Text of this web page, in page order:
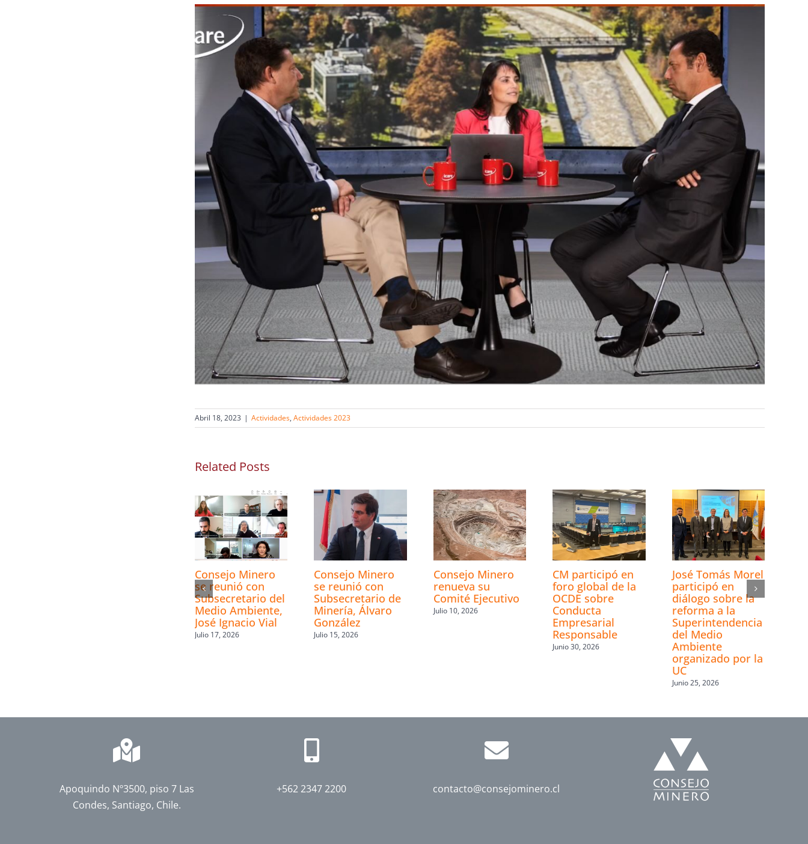
Abril 18, 2023 | Actividades, Actividades 2023
Related Posts
Consejo Minero
se reunió con
Subsecretario del
Medio Ambiente,
José Ignacio Vial
Julio 17, 2026
Consejo Minero
se reunió con
Subsecretario de
Minería, Álvaro
González
Julio 15, 2026
Consejo Minero
renueva su
Comité Ejecutivo
Julio 10, 2026
CM participó en
foro global de la
OCDE sobre
Conducta
Empresarial
Responsable
Junio 30, 2026
José Tomás Morel
participó en
diálogo sobre la
reforma a la
Superintendencia
del Medio
Ambiente
organizado por la
UC
Junio 25, 2026
Apoquindo Nº3500, piso 7 Las
Condes, Santiago, Chile.
+562 2347 2200 contacto@consejominero.cl